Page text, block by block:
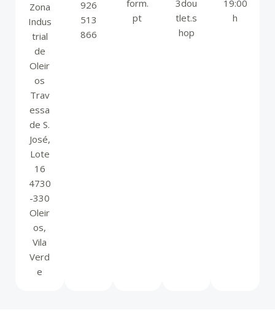
Zona
Indus
trial
de
Oleir
os
Trav
essa
de S.
José,
Lote
16
4730
-330
Oleir
os,
Vila
Verd
e
926
513
866
form.
pt
3dou
tlet.s
hop
19:00
h